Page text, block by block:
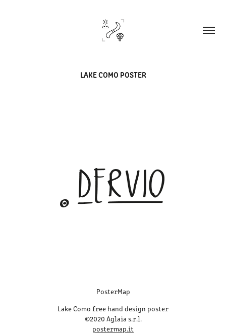
LAKE COMO POSTER
PosterMap
Lake Como free hand design poster
©2020 Aglaia s.r.l.
postermap.it